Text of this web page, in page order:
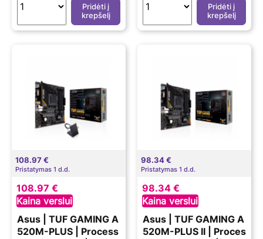
Pridėti į
krepšelį
Pridėti į
krepšelį
108.97 €
Pristatymas 1 d.d.
108.97 €
Kaina verslui
Asus | TUF GAMING A
520M-PLUS | Process
98.34 €
Pristatymas 1 d.d.
98.34 €
Kaina verslui
Asus | TUF GAMING A
520M-PLUS II | Proces